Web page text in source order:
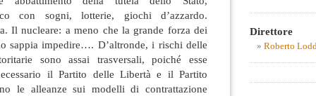
con sogni, lotterie, giochi d’azzardo.
Il nucleare: a meno che la grande forza dei
sappia impedire…. D’altronde, i rischi delle
sono assai trasversali, poiché esse
il Partito delle Libertà e il Partito
le alleanze sui modelli di contrattazione
Direttore
Roberto